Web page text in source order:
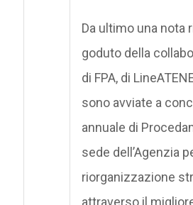
Da ultimo una nota
goduto della
di FPA, di
sono avviate a
annuale di
sede dell’Agenzia
riorganizzazione
attraverso il